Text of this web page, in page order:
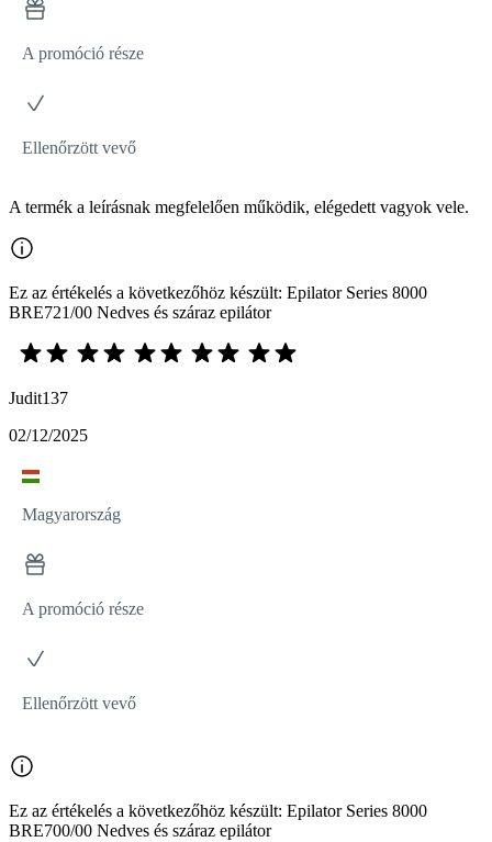
A promóció része
Ellenőrzött vevő
A termék a leírásnak megfelelően működik, elégedett vagyok vele.
Ez az értékelés a következőhöz készült: Epilator Series 8000
BRE721/00 Nedves és száraz epilátor
Judit137
02/12/2025
Magyarország
A promóció része
Ellenőrzött vevő
Ez az értékelés a következőhöz készült: Epilator Series 8000
BRE700/00 Nedves és száraz epilátor